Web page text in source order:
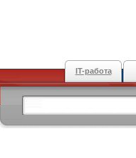
IT-работа